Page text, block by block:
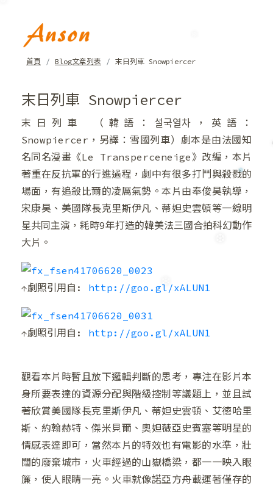
首頁 Blog文章列表 末日列車 Snowpiercer
末日列車 Snowpiercer
末日列車 （韓語：설국열차，英語：
Snowpiercer，另譯：雪國列車）劇本是由法國知
名同名漫畫《Le Transperceneige》改編，本片
著重在反抗軍的行進過程，劇中有很多打鬥與殺戮的
場面，有追殺比爾的凌厲氣勢。本片由奉俊昊執導，
宋康昊、美國隊長克里斯伊凡、蒂妲史雲頓等一線明
星共同主演，耗時9年打造的韓美法三國合拍科幻動作
大片。
↑劇照引用自: http://goo.gl/xALUN1
↑劇照引用自: http://goo.gl/xALUN1
觀看本片時暫且放下邏輯判斷的思考，專注在影片本
身所要表達的資源分配與階級控制等議題上，並且試
著欣賞美國隊長克里斯伊凡、蒂妲史雲頓、艾德哈里
斯、約翰赫特、傑米貝爾、奧妲薇亞史賓塞等明星的
情感表達即可，當然本片的特效也有電影的水準，壯
闊的廢棄城市，火車經過的山嶽橋梁，都一一映入眼
簾，使人眼睛一亮。火車就像諾亞方舟載運著僅存的
❄
❆